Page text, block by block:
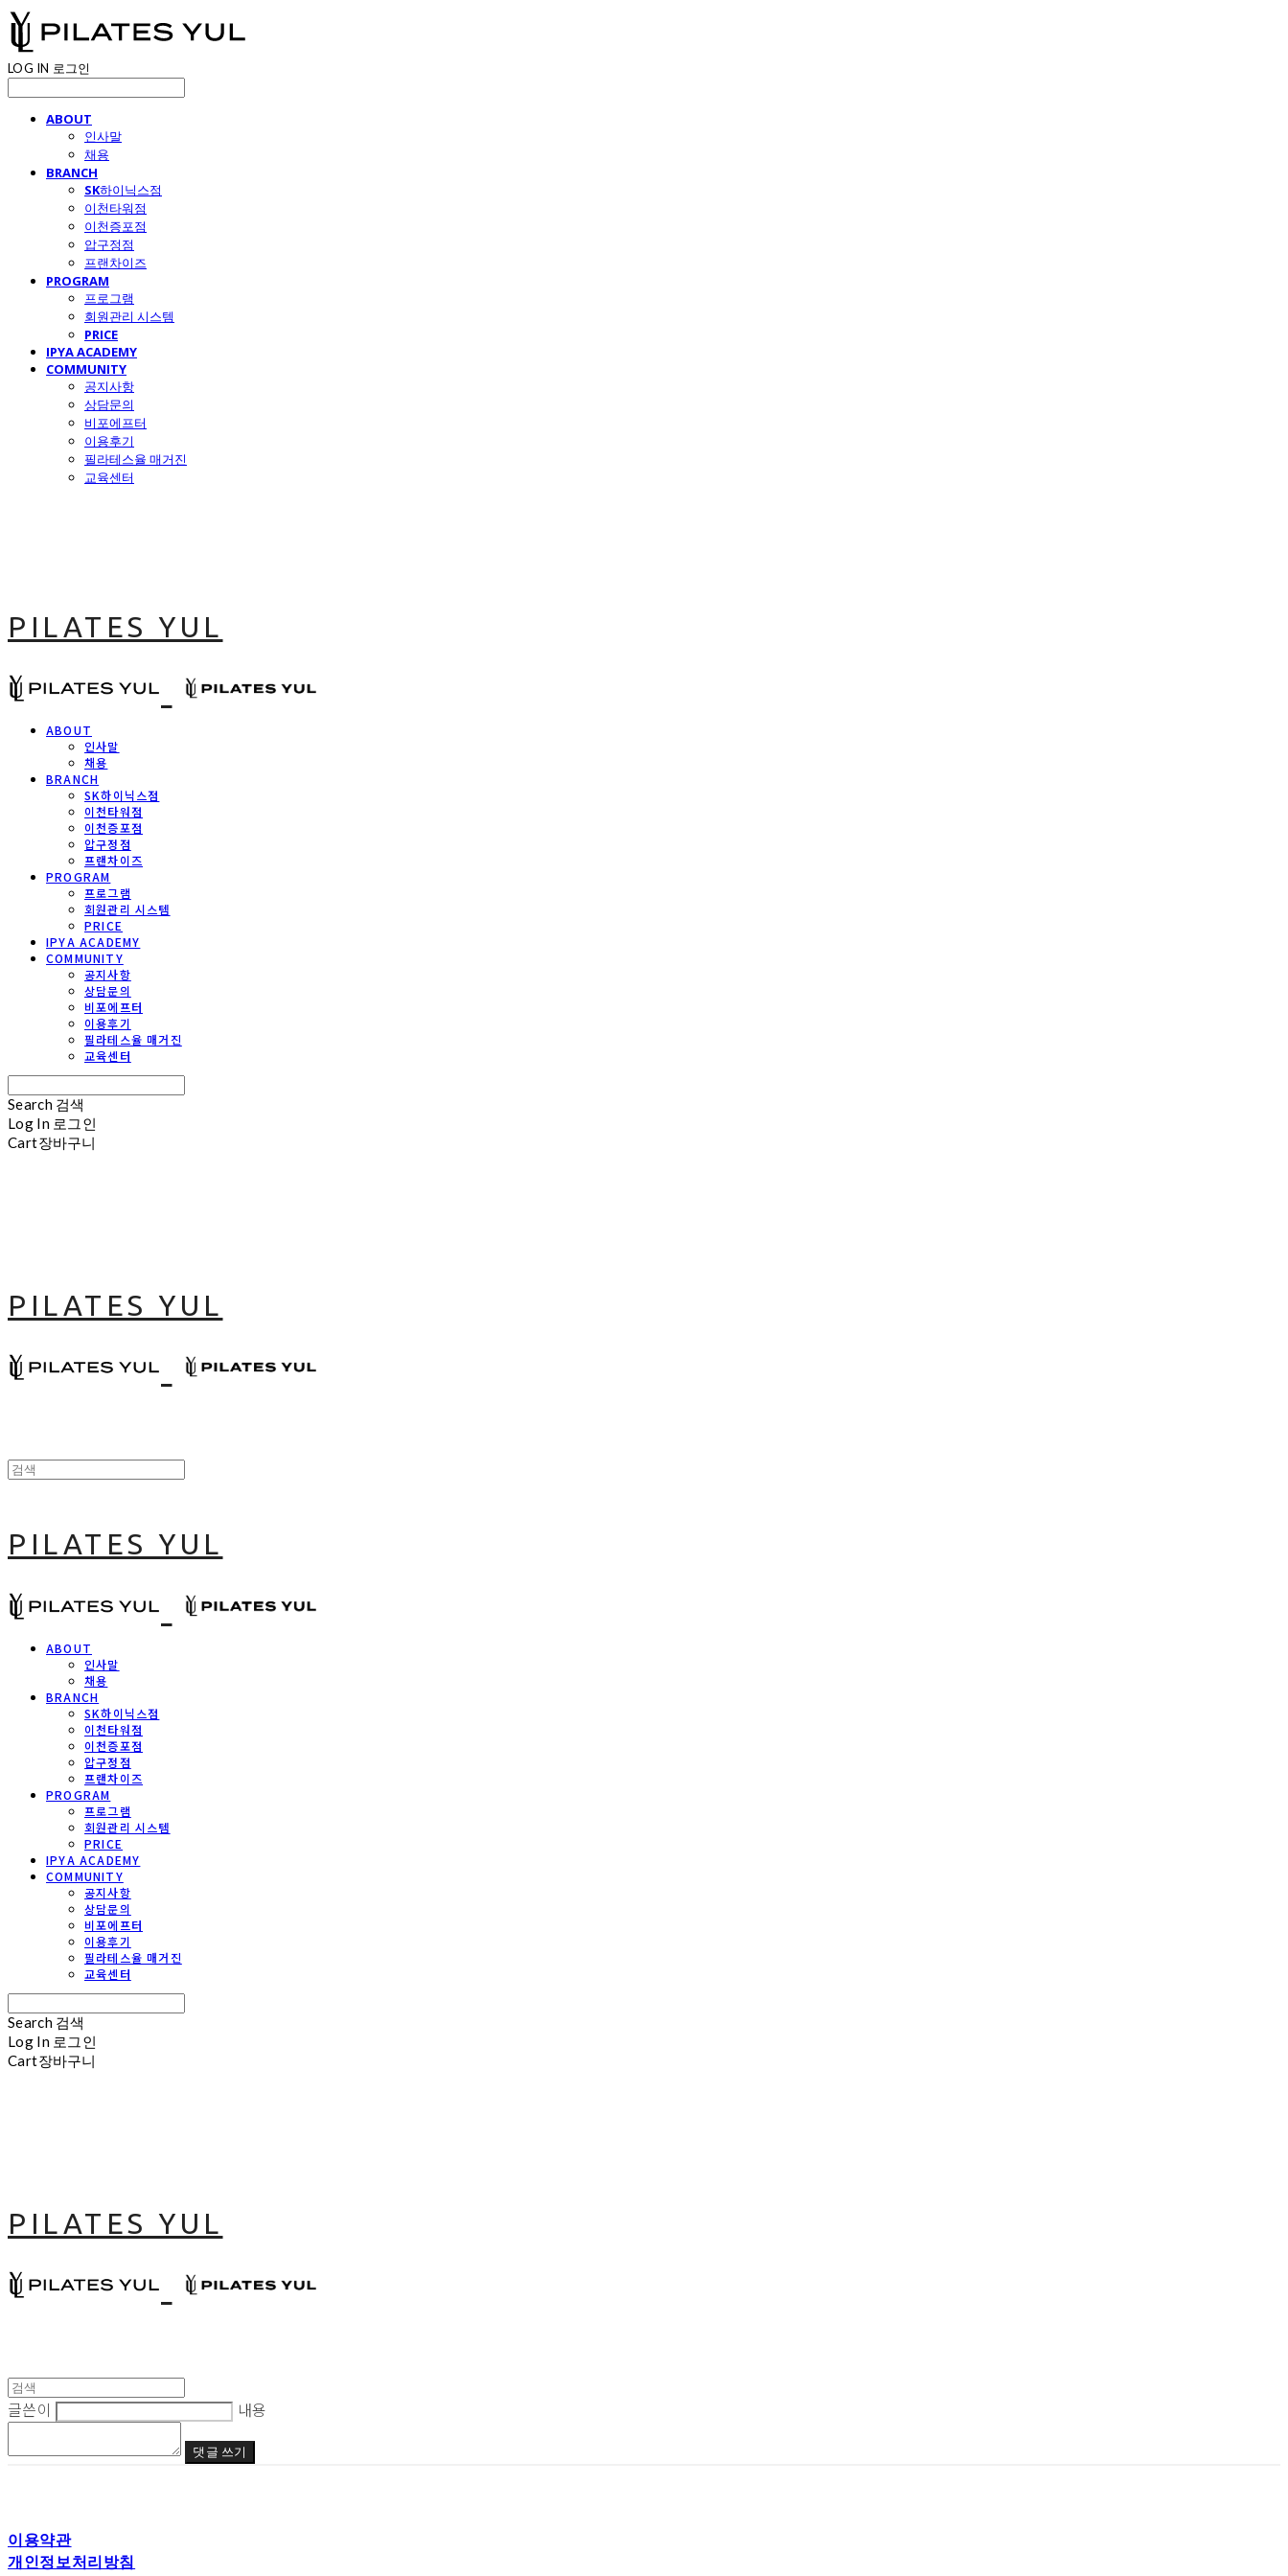
LOG IN 로그인
ABOUT
인사말
채용
BRANCH
SK하이닉스점
이천타워점
이천증포점
압구정점
프랜차이즈
PROGRAM
프로그램
회원관리 시스템
PRICE
IPYA ACADEMY
COMMUNITY
공지사항
상담문의
비포에프터
이용후기
필라테스율 매거진
교육센터
PILATES YUL
ABOUT
인사말
채용
BRANCH
SK하이닉스점
이천타워점
이천증포점
압구정점
프랜차이즈
PROGRAM
프로그램
회원관리 시스템
PRICE
IPYA ACADEMY
COMMUNITY
공지사항
상담문의
비포에프터
이용후기
필라테스율 매거진
교육센터
Search 검색
Log In 로그인
Cart장바구니
PILATES YUL
PILATES YUL
ABOUT
인사말
채용
BRANCH
SK하이닉스점
이천타워점
이천증포점
압구정점
프랜차이즈
PROGRAM
프로그램
회원관리 시스템
PRICE
IPYA ACADEMY
COMMUNITY
공지사항
상담문의
비포에프터
이용후기
필라테스율 매거진
교육센터
Search 검색
Log In 로그인
Cart장바구니
PILATES YUL
글쓴이 내용
댓글 쓰기
이용약관
개인정보처리방침